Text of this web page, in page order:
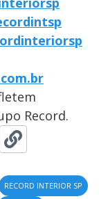
Record.
RECORD INTERIOR SP